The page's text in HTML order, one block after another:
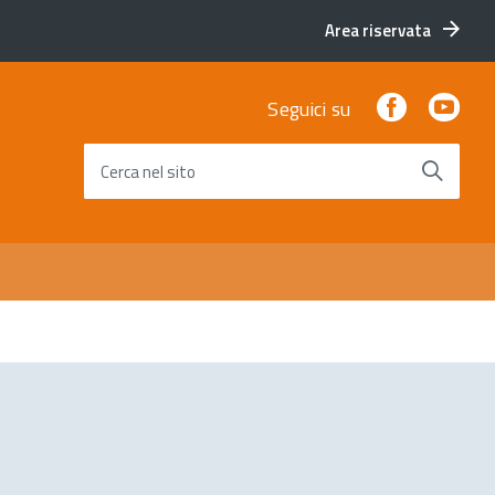
Area riservata
Seguici su Facebook
Cerca nel sito